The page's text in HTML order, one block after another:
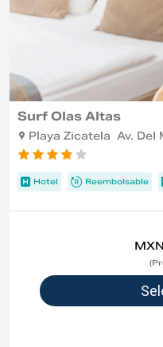
Surf Olas Altas
Playa Zicatela Av. Del
Hotel Reembolsable
MXN